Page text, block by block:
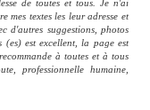
de toutes et tous. Je n'ai
mes textes les leur adresse et
d'autres suggestions, photos
(es) est excellent, la page est
à toutes et à tous
professionnelle humaine,